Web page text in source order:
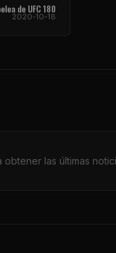
de UFC 180
2020-10-18
las últimas